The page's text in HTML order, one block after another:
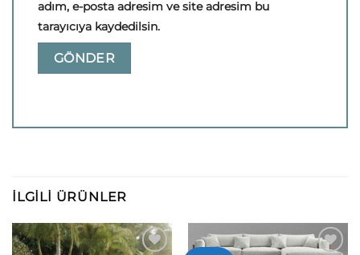
adım, e-posta adresim ve site adresim bu
tarayıcıya kaydedilsin.
İLGILI ÜRÜNLER